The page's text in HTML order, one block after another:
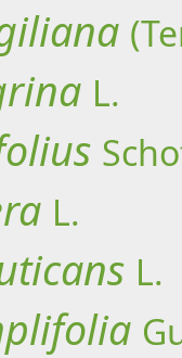
L.
L.
L.